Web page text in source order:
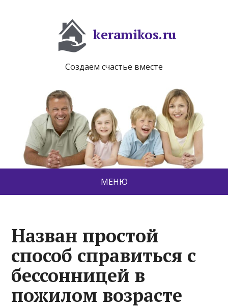
keramikos.ru
Создаем счастье вместе
МЕНЮ
Назван простой
способ справиться с
бессонницей в
пожилом возрасте